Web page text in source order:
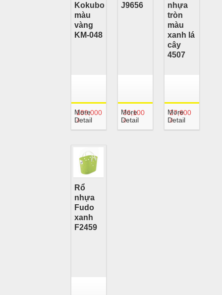
Kokubo
màu
vàng
KM-048
189,000
₫
More
Detail
J9656
36,100
₫
More
Detail
nhựa
tròn
màu
xanh lá
cây
4507
27,600
₫
More
Detail
Rổ
nhựa
Fudo
xanh
F2459